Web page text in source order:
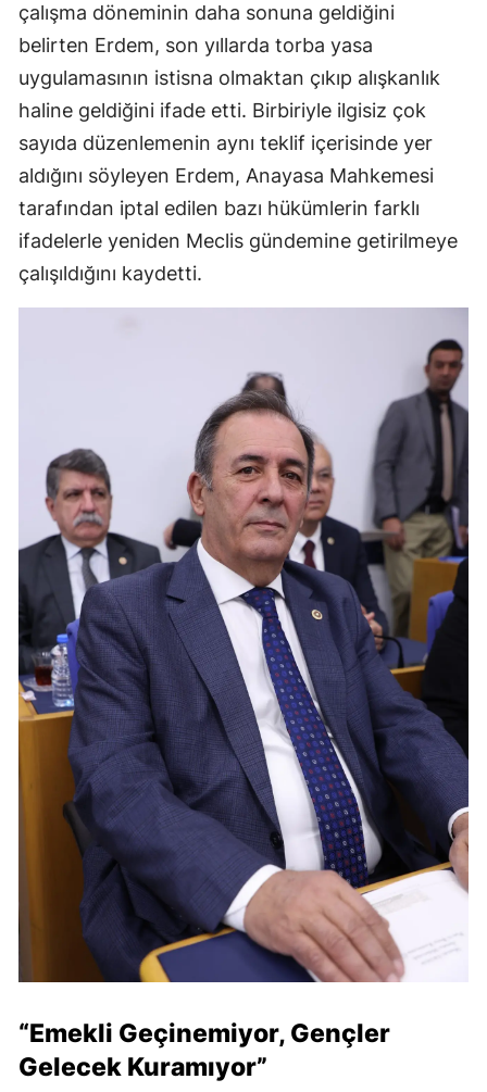
çalışma döneminin daha sonuna geldiğini
belirten Erdem, son yıllarda torba yasa
uygulamasının istisna olmaktan çıkıp alışkanlık
haline geldiğini ifade etti. Birbiriyle ilgisiz çok
sayıda düzenlemenin aynı teklif içerisinde yer
aldığını söyleyen Erdem, Anayasa Mahkemesi
tarafından iptal edilen bazı hükümlerin farklı
ifadelerle yeniden Meclis gündemine getirilmeye
çalışıldığını kaydetti.
“Emekli Geçinemiyor, Gençler
Gelecek Kuramıyor”